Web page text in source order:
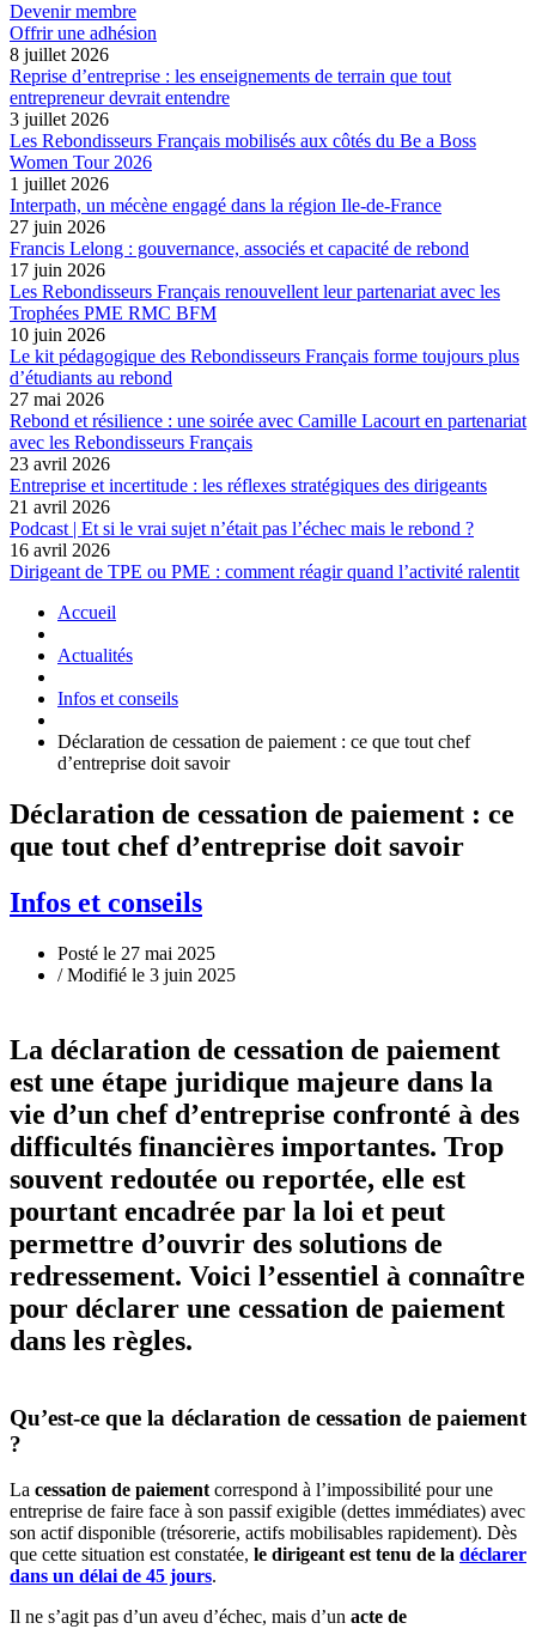
Devenir membre
Offrir une adhésion
8 juillet 2026
Reprise d’entreprise : les enseignements de terrain que tout
entrepreneur devrait entendre
3 juillet 2026
Les Rebondisseurs Français mobilisés aux côtés du Be a Boss
Women Tour 2026
1 juillet 2026
Interpath, un mécène engagé dans la région Ile-de-France
27 juin 2026
Francis Lelong : gouvernance, associés et capacité de rebond
17 juin 2026
Les Rebondisseurs Français renouvellent leur partenariat avec les
Trophées PME RMC BFM
10 juin 2026
Le kit pédagogique des Rebondisseurs Français forme toujours plus
d’étudiants au rebond
27 mai 2026
Rebond et résilience : une soirée avec Camille Lacourt en partenariat
avec les Rebondisseurs Français
23 avril 2026
Entreprise et incertitude : les réflexes stratégiques des dirigeants
21 avril 2026
Podcast | Et si le vrai sujet n’était pas l’échec mais le rebond ?
16 avril 2026
Dirigeant de TPE ou PME : comment réagir quand l’activité ralentit
Accueil
Actualités
Infos et conseils
Déclaration de cessation de paiement : ce que tout chef
d’entreprise doit savoir
Déclaration de cessation de paiement : ce
que tout chef d’entreprise doit savoir
Infos et conseils
Posté le 27 mai 2025
/ Modifié le 3 juin 2025
La déclaration de cessation de paiement
est une étape juridique majeure dans la
vie d’un chef d’entreprise confronté à des
difficultés financières importantes. Trop
souvent redoutée ou reportée, elle est
pourtant encadrée par la loi et peut
permettre d’ouvrir des solutions de
redressement. Voici l’essentiel à connaître
pour déclarer une cessation de paiement
dans les règles.
Qu’est-ce que la déclaration de cessation de paiement
?
La cessation de paiementcorrespond à l’impossibilité pour une
entreprise de faire face à son passif exigible (dettes immédiates) avec
son actif disponible (trésorerie, actifs mobilisables rapidement). Dès
que cette situation est constatée, le dirigeant est tenu de la déclarer
dans un délai de 45 jours.
Il ne s’agit pas d’un aveu d’échec, mais d’un acte de